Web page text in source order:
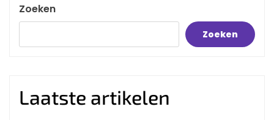
Zoeken
Zoeken
Laatste artikelen